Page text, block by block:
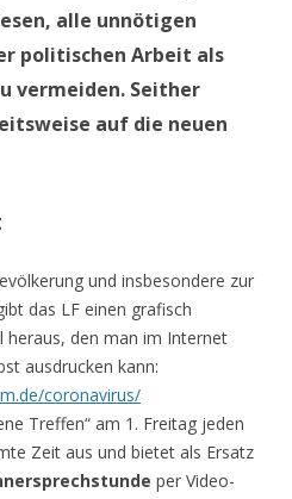
alle unnötigen
politischen Arbeit als
vermeiden. Seither
auf die neuen
und insbesondere zur
das LF einen grafisch
den man im Internet
ausdrucken kann:
coronavirus/
Treffen“ am 1. Freitag jeden
Zeit aus und bietet als Ersatz
per Video-